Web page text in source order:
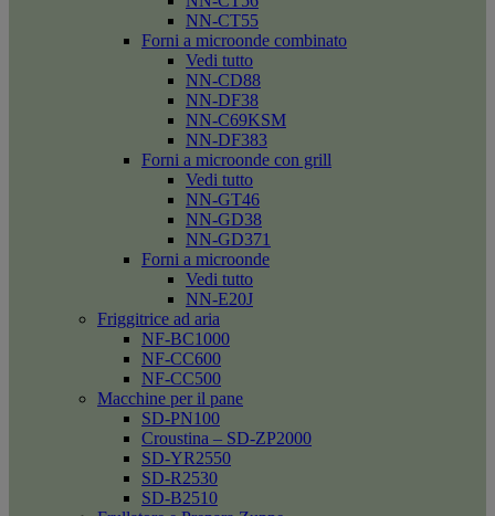
NN-CT55
Forni a microonde combinato
Vedi tutto
NN-CD88
NN-DF38
NN-C69KSM
NN-DF383
Forni a microonde con grill
Vedi tutto
NN-GT46
NN-GD38
NN-GD371
Forni a microonde
Vedi tutto
NN-E20J
Friggitrice ad aria
NF-BC1000
NF-CC600
NF-CC500
Macchine per il pane
SD-PN100
Croustina – SD-ZP2000
SD-YR2550
SD-R2530
SD-B2510